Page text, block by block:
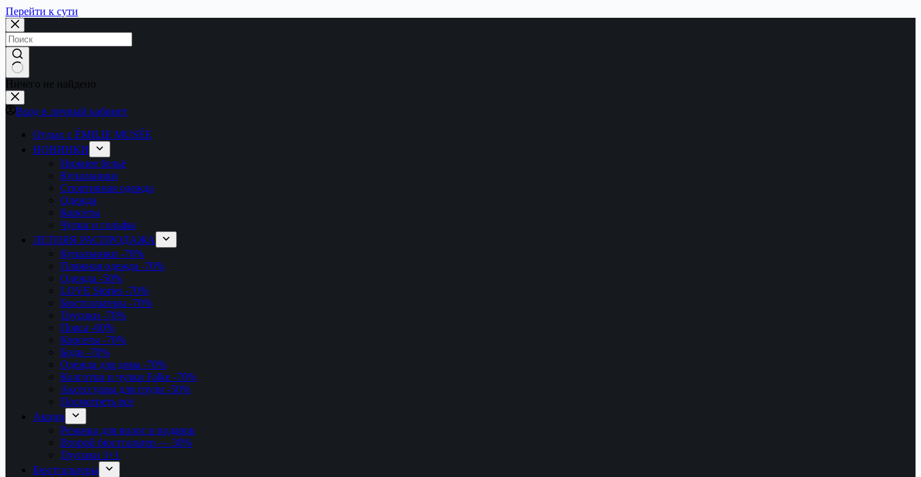
Перейти к сути
Ничего не найдено
Вход в личный кабинет
Отдых с ÉMILIE MUSÉE
НОВИНКИ
Нижнее бельё
Купальники
Спортивная одежда
Одежда
Корсеты
Чулки и гольфы
ЛЕТНЯЯ РАСПРОДАЖА
Купальники -70%
Пляжная одежда -70%
Одежда -50%
LOVE Stories -70%
Бюстгальтеры -70%
Трусики -70%
Пояса -60%
Корсеты -70%
Боди -70%
Одежда для дома -70%
Колготки и чулки Falke -70%
Аксессуары для груди -50%
Посмотреть всё
Акции
Резинка для волос в подарок
Второй бюстгальтер — 30%
Трусики 3+1
Бюстгальтеры